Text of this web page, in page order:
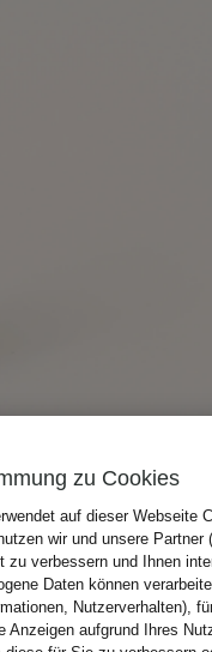
zu Cookies
auf dieser Webseite
wir und unsere
zu verbessern und Ihnen
Daten können
Nutzerverhalten),
Anzeigen aufgrund Ihres